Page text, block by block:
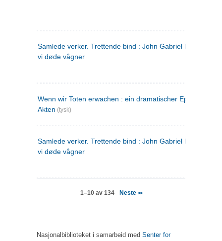
Samlede verker. Trettende bind : John Gabriel Borkman ;
vi døde vågner
Wenn wir Toten erwachen : ein dramatischer Epilog in drei
Akten (tysk)
Samlede verker. Trettende bind : John Gabriel Borkman ;
vi døde vågner
1–10 av 134 Neste >>
Nasjonalbiblioteket i samarbeid med Senter for